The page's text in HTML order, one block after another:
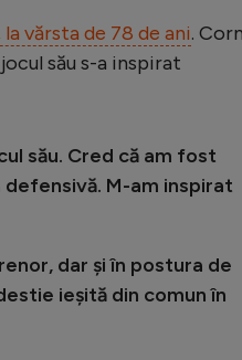
vărsta de 78 de ani.
său s-a inspirat
său. Cred că am fost
M-am inspirat
dar și în postura de
ieșită din comun în